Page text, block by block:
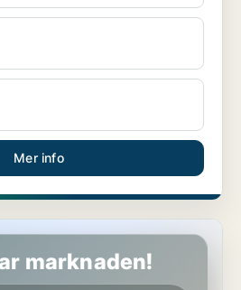
Mer info
marknaden!